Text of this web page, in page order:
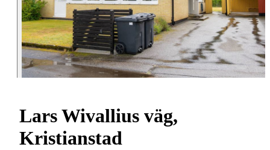
Lars Wivallius väg,
Kristianstad